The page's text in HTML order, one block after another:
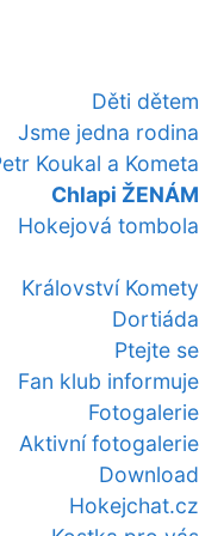
Děti dětem
Jsme jedna rodina
Koukal a Kometa
Chlapi ŽENÁM
Hokejová tombola
Království Komety
Dortiáda
Ptejte se
Fan klub informuje
Fotogalerie
Aktivní fotogalerie
Download
Hokejchat.cz